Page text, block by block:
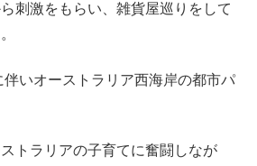
刺激をもらい、雑貨屋巡りをして
いオーストラリア西海岸の都市パ
トラリアの子育てに奮闘しなが